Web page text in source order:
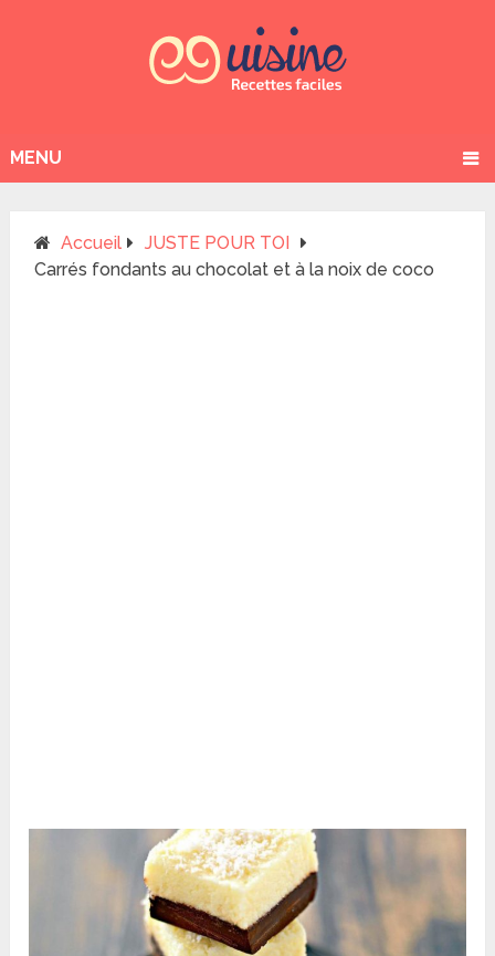
MENU
Accueil
JUSTE POUR TOI
Carrés fondants au chocolat et à la noix de coco